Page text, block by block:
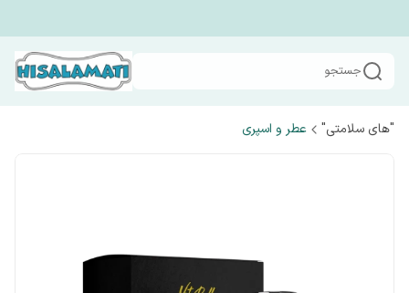
جستجو
"های سلامتی" عطر و اسپری